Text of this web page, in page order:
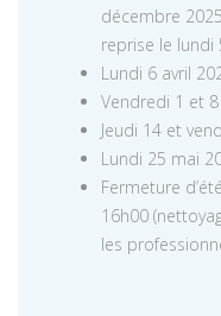
décembre
reprise le lundi
Lundi 6 avril
Vendredi 1 et
Jeudi 14 et
Lundi 25 mai
Fermeture
16h00
les